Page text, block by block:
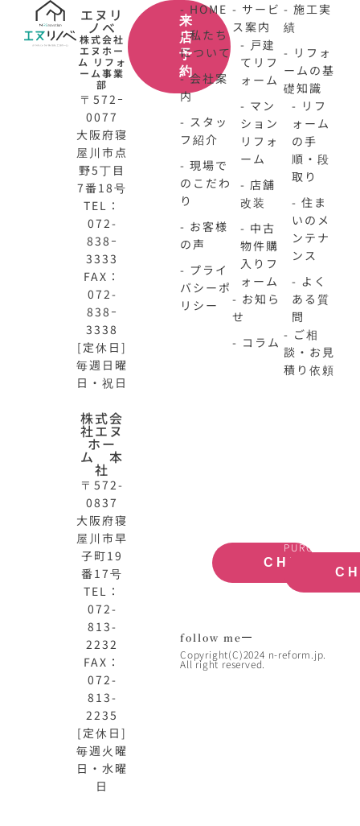
エヌリ
ノベ
株式会社
エヌホー
ム リフォ
ーム事業
部
〒572ｰ
0077
大阪府寝
屋川市点
野5丁目
7番18号
TEL：
072-
838ｰ
3333
FAX：
072-
838ｰ
3338
[定休日]
毎週日曜
日・祝日
株式会
社エヌ
ホー
ム 本
社
〒572-
0837
大阪府寝
屋川市早
子町19
番17号
TEL：
072-
813-
2232
FAX：
072-
813-
2235
[定休日]
毎週火曜
日・水曜
日
来
店
予
約
- HOME
- 私たち
について
- 会社案
内
- スタッ
フ紹介
- 現場で
のこだわ
り
- お客様
の声
- プライ
バシーポ
リシー
- サービ
ス案内
- 戸建
てリフ
ォーム
- マン
ション
リフォ
ーム
- 店舗
改装
- 中古
物件購
入りフ
ォーム
- お知ら
せ
- コラム
- 施工実
績
- リフォ
ームの基
礎知識
- リフ
ォーム
の手
順・段
取り
- 住ま
いのメ
ンテナ
ンス
- よく
ある質
問
- ご相
談・お見
積り依頼
CHECK
PURCHASE
follow me
Copyright(C)2024 n-reform.jp.
All right reserved.